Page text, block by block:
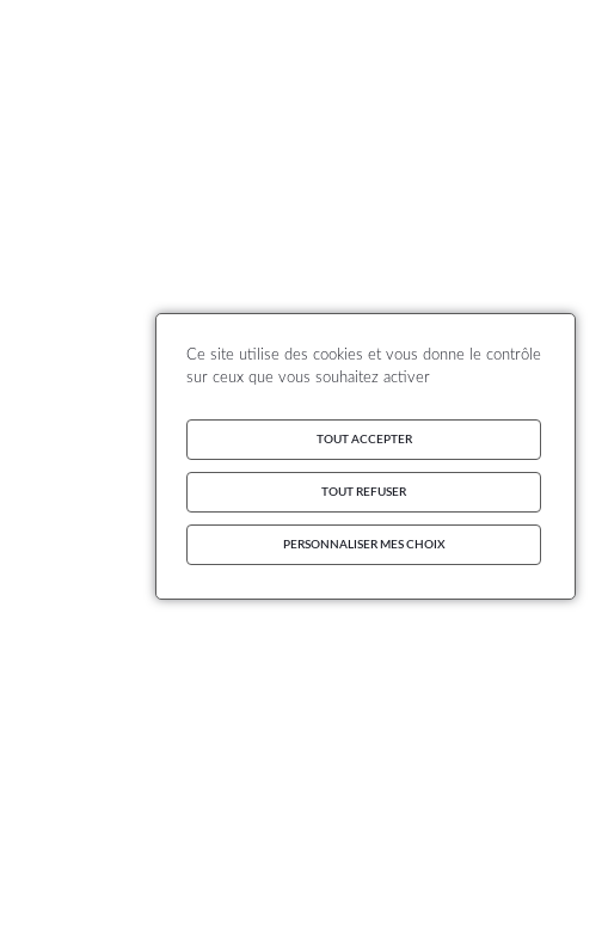
Ce site utilise des cookies et vous donne le contrôle
sur ceux que vous souhaitez activer
TOUT ACCEPTER
TOUT REFUSER
PERSONNALISER MES CHOIX